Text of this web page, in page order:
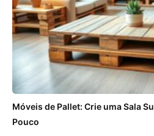
Móveis de Pallet: Crie uma Sala
Pouco